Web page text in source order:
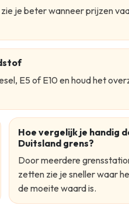
je beter wanneer prijzen
E5 of E10 en houd het
Hoe vergelijk je handig
Duitsland grens?
Door meerdere
zetten zie je sneller waar
de moeite waard is.